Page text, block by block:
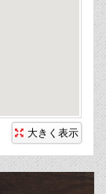
大きく表示